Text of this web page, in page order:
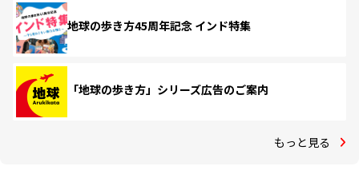
地球の歩き方45周年記念 インド特集
「地球の歩き方」シリーズ広告のご案内
もっと見る